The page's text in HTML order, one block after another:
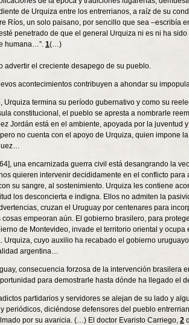
de Urquiza entre los entrerrianos, a raíz de su
Ríos, un solo paisano, por sencillo que sea –escribía
penetrado de que el general Urquiza ni es ni ha
humana…”. 1(…)
advertir el creciente desapego de su pueblo.
acontecimientos contribuyen a ahondar su
Urquiza termina su período gubernativo y como su
constitucional, el pueblo se apresta a nombrarle
Jordán está en el ambiente, apoyada por la juventud
no cuenta con el apoyo de Urquiza, quien impone
una encarnizada guerra civil está desangrando la
quieren intervenir decididamente en el conflicto para
su sangre, al sostenimiento. Urquiza les contiene
los desconcierta e indigna. Ellos no admiten la
cruzan el Uruguay por centenares para
empeoran aún. El gobierno brasilero, para
de Montevideo, invade el territorio oriental y ocupa
Urquiza, cuyo auxilio ha recabado el gobierno
argentina…
consecuencia forzosa de la intervención brasilera
para demostrarle hasta dónde ha llegado el
partidarios y servidores se alejan de su lado y
periódicos, diciéndose defensores del pueblo
por su avaricia. (…) El doctor Evaristo Carriego, 2